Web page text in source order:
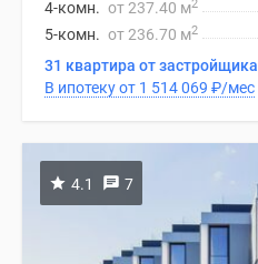
4-комн. от 237.40 м2
5-комн. от 236.70 м2
31 квартира от застройщика
В ипотеку от 1 514 069 ₽/мес
4.1 7